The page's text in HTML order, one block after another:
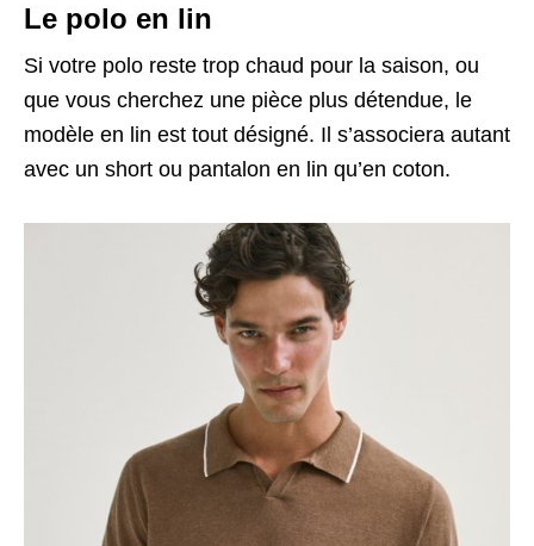
Le polo en lin
Si votre polo reste trop chaud pour la saison, ou
que vous cherchez une pièce plus détendue, le
modèle en lin est tout désigné. Il s’associera autant
avec un short ou pantalon en lin qu’en coton.